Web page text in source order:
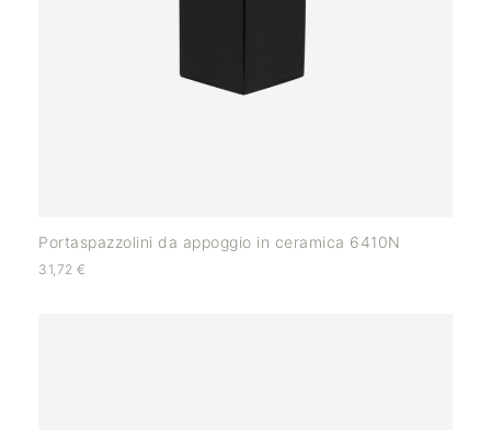
Portaspazzolini da appoggio in ceramica 6410N
31,72 €